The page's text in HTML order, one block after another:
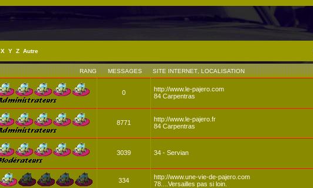
X Y Z Autre
RANG MESSAGES SITE INTERNET LOCALISATION
0
http://www.le-pajero.com
84 Carpentras
8771
http://www.le-pajero.fr
84 Carpentras
3039
34 - Servian
334
http://www.une-vie-de-pajero.com
78....Versailles pas si loin.